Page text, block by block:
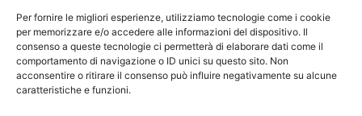
Per fornire le migliori esperienze, utilizziamo tecnologie come i cookie
per memorizzare e/o accedere alle informazioni del dispositivo. Il
consenso a queste tecnologie ci permetterà di elaborare dati come il
comportamento di navigazione o ID unici su questo sito. Non
acconsentire o ritirare il consenso può influire negativamente su alcune
caratteristiche e funzioni.
CHI SIAMO
Contattaci:coelumastro@coelum.com